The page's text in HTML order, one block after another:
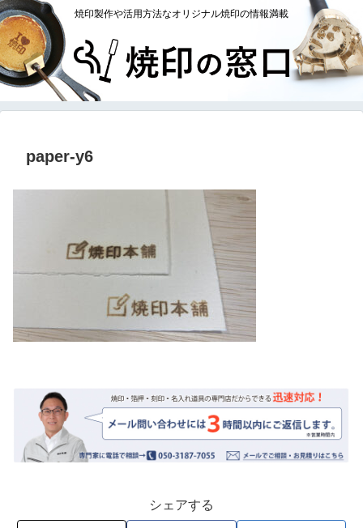
焼印製作や活用方法なオリジナル焼印の情報満載
paper-y6
シェアする